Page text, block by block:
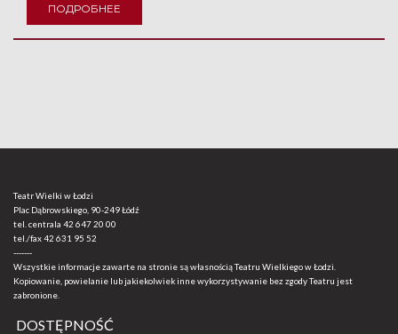
ПОДРОБНЕЕ
Teatr Wielki w Łodzi
Plac Dąbrowskiego, 90-249 Łódź
tel. centrala 42 647 20 00
tel./fax42 631 95 52
-------
Wszystkie informacje zawarte na stronie są własnością Teatru Wielkiego w Łodzi.
Kopiowanie, powielanie lub jakiekolwiek inne wykorzystywanie bez zgody Teatru jest
zabronione.
DOSTĘPNOŚĆ